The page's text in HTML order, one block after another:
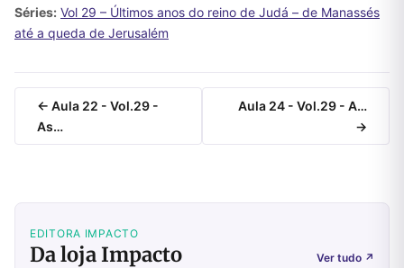
Séries: Vol 29 – Últimos anos do reino de Judá – de Manassés
até a queda de Jerusalém
← Aula 22 - Vol.29 -
As…
Aula 24 - Vol.29 - A…
→
EDITORA IMPACTO
Da loja Impacto Ver tudo ↗